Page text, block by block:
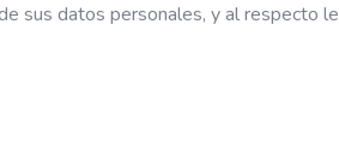
sus datos personales, y al respecto le